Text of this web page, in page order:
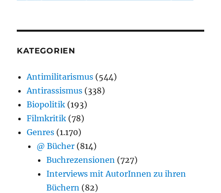
KATEGORIEN
Antimilitarismus (544)
Antirassismus (338)
Biopolitik (193)
Filmkritik (78)
Genres (1.170)
@ Bücher (814)
Buchrezensionen (727)
Interviews mit AutorInnen zu ihren
Büchern (82)